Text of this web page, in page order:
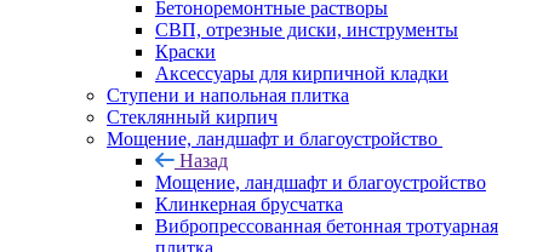
Бетоноремонтные растворы
СВП, отрезные диски, инструменты
Краски
Аксессуары для кирпичной кладки
Ступени и напольная плитка
Cтеклянный кирпич
Мощение, ландшафт и благоустройство
Назад
Мощение, ландшафт и благоустройство
Клинкерная брусчатка
Вибропрессованная бетонная тротуарная
плитка